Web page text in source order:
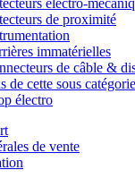
de proximité
immatérielles
de câble &
de cette sous catégorie
électro
de vente